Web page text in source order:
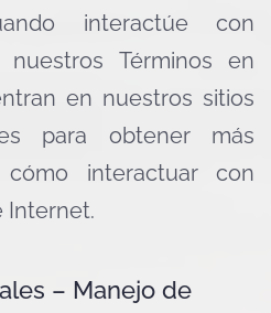
interactúe con
nuestros Términos en
en nuestros sitios
para obtener más
cómo interactuar con
Internet.
– Manejo de